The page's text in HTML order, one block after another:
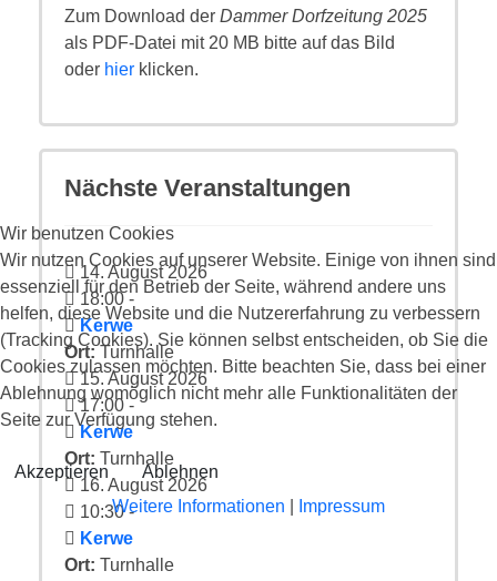
Zum Download der Dammer Dorfzeitung 2025
als PDF-Datei mit 20 MB bitte auf das Bild
oder hier klicken.
Nächste Veranstaltungen
14. August 2026
18:00-
Kerwe
Ort:Turnhalle
15. August 2026
17:00-
Kerwe
Ort: Turnhalle
16. August 2026
10:30-
Kerwe
Ort: Turnhalle
Wir benutzen Cookies
Wir nutzen Cookies auf unserer Website. Einige von ihnen sind
essenziell für den Betrieb der Seite, während andere uns
helfen, diese Website und die Nutzererfahrung zu verbessern
(Tracking Cookies). Sie können selbst entscheiden, ob Sie die
Cookies zulassen möchten. Bitte beachten Sie, dass bei einer
Ablehnung womöglich nicht mehr alle Funktionalitäten der
Seite zur Verfügung stehen.
Akzeptieren
Ablehnen
Weitere Informationen
Impressum